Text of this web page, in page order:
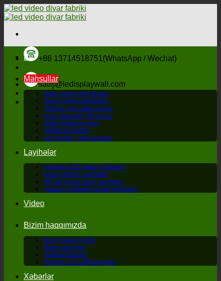
Məzmuna
keçin
+86 13714518751(WhatsApp / Wechat)
satış@ledisplaywall.com
Ev
Məhsullar
Daxili səhnə led ekranı
Xarici səhnə led ekranı
Yaradıcı led video ekran
Kiçik diametrli HD ekran
Sabit reklam ekranı
Şəffaf led ekran
Led displey aksesuarları
Layihələr
mərhələ LED ekran layihələri
kənar reklam layihələri
HD led ekran divar layihələri
yaradıcı rəhbərlik ekran layihələri
Video
Bizim haqqımızda
Bizim haqqımızda
Bizim tariximiz
İstehsal bazası
Hörmət & Kvalifikasiyalar
Xəbərlər